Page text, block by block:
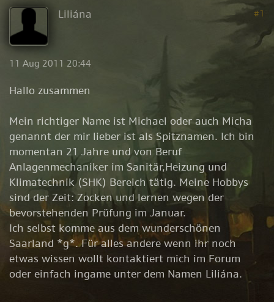
Liliána
11 Aug 2011 20:44
#1
Hallo zusammen
Mein richtiger Name ist Michael oder auch Micha
genannt der mir lieber ist als Spitznamen. Ich bin
momentan 21 Jahre und von Beruf
Anlagenmechaniker im Sanitär,Heizung und
Klimatechnik (SHK) Bereich tätig. Meine Hobbys
sind der Zeit: Zocken und lernen wegen der
bevorstehenden Prüfung im Januar.
Ich selbst komme aus dem wunderschönen
Saarland *g*. Für alles andere wenn ihr noch
etwas wissen wollt kontaktiert mich im Forum
oder einfach ingame unter dem Namen Liliána.